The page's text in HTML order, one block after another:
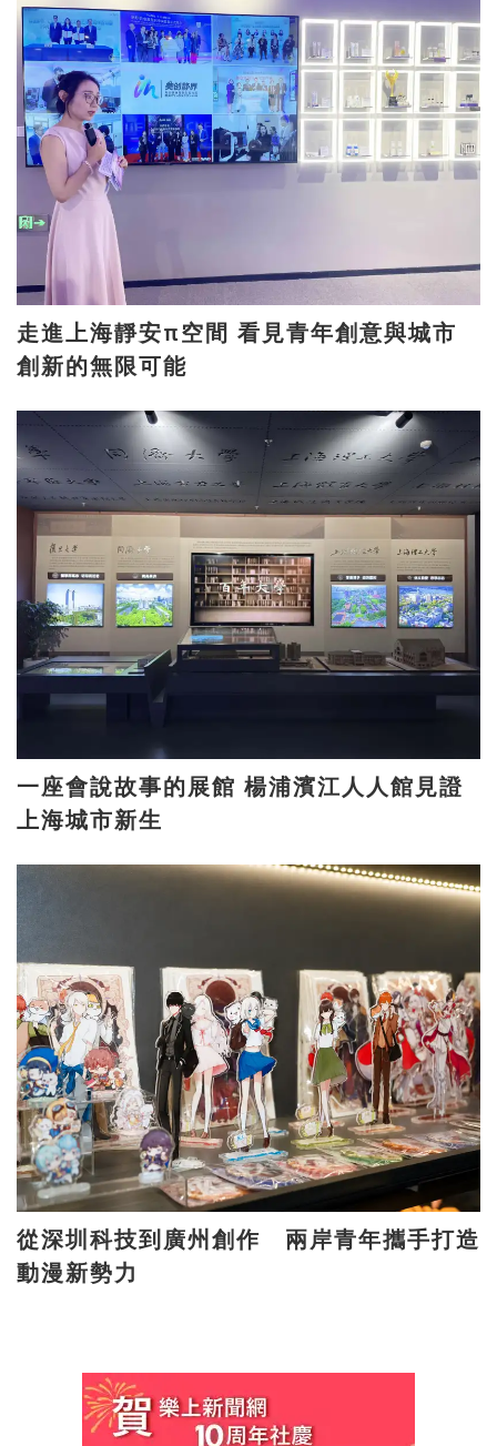
走進上海靜安π空間 看見青年創意與城市
創新的無限可能
一座會說故事的展館 楊浦濱江人人館見證
上海城市新生
從深圳科技到廣州創作 兩岸青年攜手打造
動漫新勢力